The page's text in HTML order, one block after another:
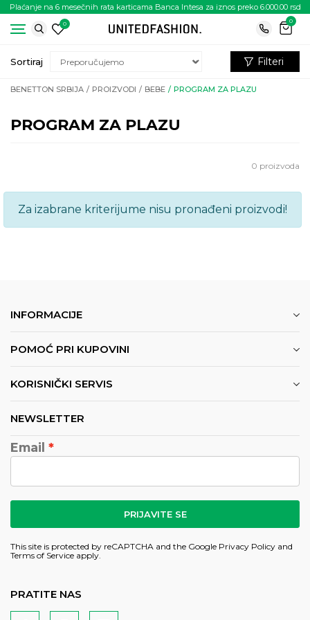
Plaćanje na 6 mesečnih rata karticama Banca Intesa za iznos preko 6.000.00 rsd
0
0
BENETTON SRBIJA PROIZVODI BEBE PROGRAM ZA PLAZU
PROGRAM ZA PLAZU
Sortiraj Filteri
0 proizvoda
Za izabrane kriterijume nisu pronađeni proizvodi!
INFORMACIJE
POMOĆ PRI KUPOVINI
KORISNIČKI SERVIS
NEWSLETTER
Email
PRIJAVITE SE
This site is protected by reCAPTCHA and the Google Privacy Policy and
Terms of Service apply.
PRATITE NAS